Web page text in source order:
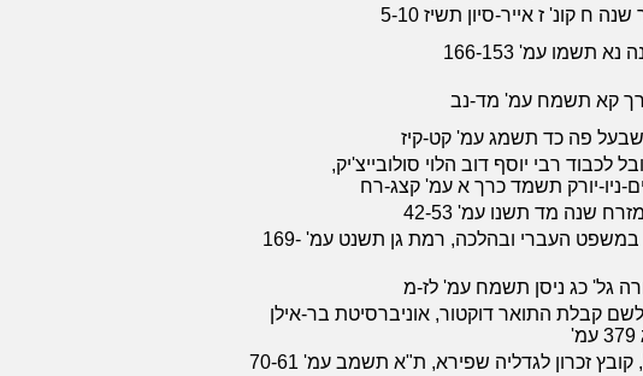
ח קונ' ז אייר-סיון תשיז 5-10
נא תשמו עמ' 166-153
קא תשמח עמ' מד-נב
פה כד תשמג עמ' קט-קיז
לכבוד רבי יוסף דוב הלוי סולובייצ'יק,
ניו-יורק תשמד כרך א עמ' קצג-רח
שנה מד תשנו עמ' 42-53
עיונים במשפט העברי ובהלכה, רמת גן תשנט עמ' 169-
גל' כג ניסן תשמח עמ' לז-מ
קבלת התואר דוקטור, אוניברסיטת בר-אילן
קובץ זכרון לגדליה שפירא, ת"א תשמב עמ' 70-61